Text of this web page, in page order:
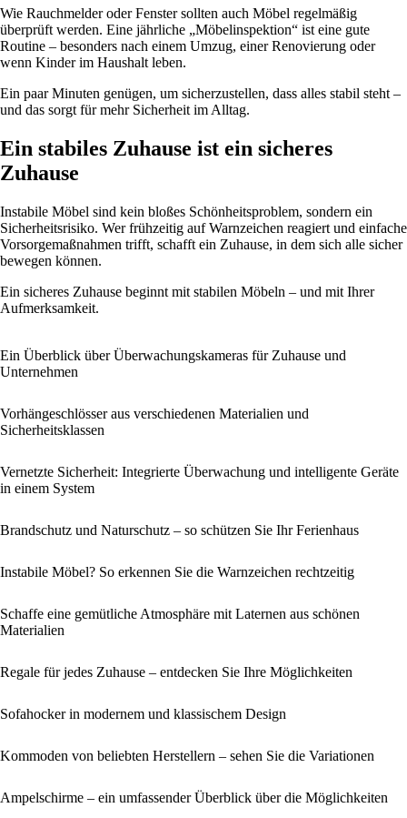
Wie Rauchmelder oder Fenster sollten auch Möbel regelmäßig
überprüft werden. Eine jährliche „Möbelinspektion“ ist eine gute
Routine – besonders nach einem Umzug, einer Renovierung oder
wenn Kinder im Haushalt leben.
Ein paar Minuten genügen, um sicherzustellen, dass alles stabil steht –
und das sorgt für mehr Sicherheit im Alltag.
Ein stabiles Zuhause ist ein sicheres
Zuhause
Instabile Möbel sind kein bloßes Schönheitsproblem, sondern ein
Sicherheitsrisiko. Wer frühzeitig auf Warnzeichen reagiert und einfache
Vorsorgemaßnahmen trifft, schafft ein Zuhause, in dem sich alle sicher
bewegen können.
Ein sicheres Zuhause beginnt mit stabilen Möbeln – und mit Ihrer
Aufmerksamkeit.
Ein Überblick über Überwachungskameras für Zuhause und
Unternehmen
Vorhängeschlösser aus verschiedenen Materialien und
Sicherheitsklassen
Vernetzte Sicherheit: Integrierte Überwachung und intelligente Geräte
in einem System
Brandschutz und Naturschutz – so schützen Sie Ihr Ferienhaus
Instabile Möbel? So erkennen Sie die Warnzeichen rechtzeitig
Schaffe eine gemütliche Atmosphäre mit Laternen aus schönen
Materialien
Regale für jedes Zuhause – entdecken Sie Ihre Möglichkeiten
Sofahocker in modernem und klassischem Design
Kommoden von beliebten Herstellern – sehen Sie die Variationen
Ampelschirme – ein umfassender Überblick über die Möglichkeiten